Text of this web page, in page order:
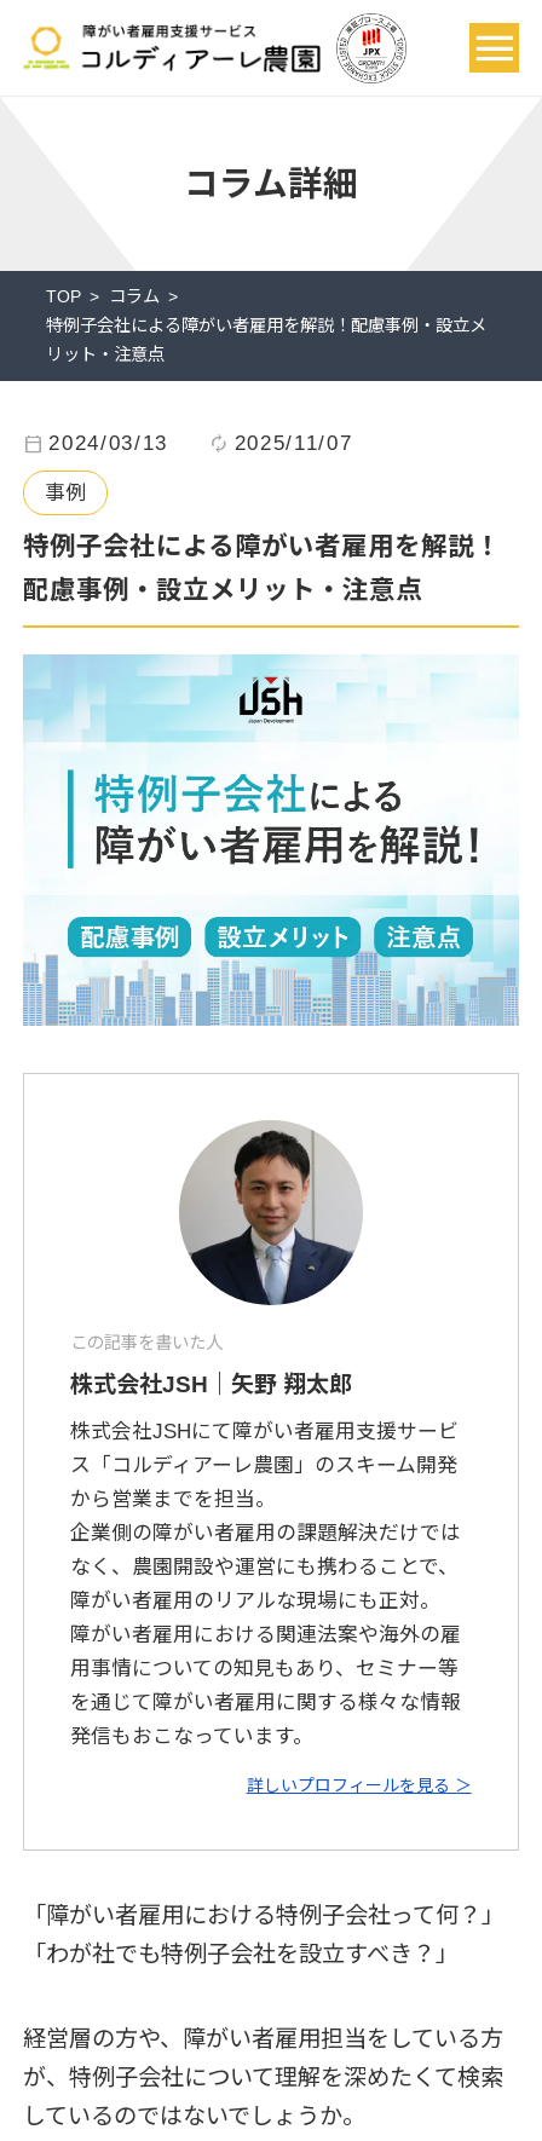
コラム詳細
TOP
コラム
特例子会社による障がい者雇用を解説！配慮事例・設立メ
リット・注意点
calendar_today 2024/03/13 autorenew 2025/11/07
事例
特例子会社による障がい者雇用を解説！
配慮事例・設立メリット・注意点
この記事を書いた人
株式会社JSH｜矢野 翔太郎
株式会社JSHにて障がい者雇用支援サービ
ス「コルディアーレ農園」のスキーム開発
から営業までを担当。
企業側の障がい者雇用の課題解決だけでは
なく、農園開設や運営にも携わることで、
障がい者雇用のリアルな現場にも正対。
障がい者雇用における関連法案や海外の雇
用事情についての知見もあり、セミナー等
を通じて障がい者雇用に関する様々な情報
発信もおこなっています。
詳しいプロフィールを見る ＞
「障がい者雇用における特例子会社って何？」
「わが社でも特例子会社を設立すべき？」
経営層の方や、障がい者雇用担当をしている方
が、特例子会社について理解を深めたくて検索
しているのではないでしょうか。